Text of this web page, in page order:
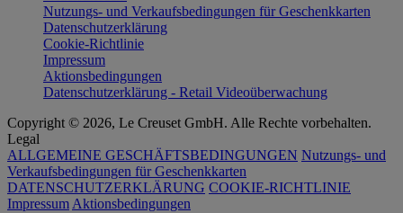
Nutzungs- und Verkaufsbedingungen für Geschenkkarten
Datenschutzerklärung
Cookie-Richtlinie
Impressum
Aktionsbedingungen
Datenschutzerklärung - Retail Videoüberwachung
Copyright © 2026, Le Creuset GmbH. Alle Rechte vorbehalten.
Legal
ALLGEMEINE GESCHÄFTSBEDINGUNGEN Nutzungs- und
Verkaufsbedingungen für Geschenkkarten
DATENSCHUTZERKLÄRUNG COOKIE-RICHTLINIE
Impressum Aktionsbedingungen